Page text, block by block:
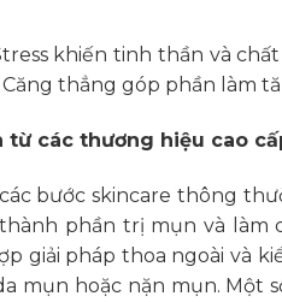
khiến tinh thần và
Căng thẳng góp phần làm
từ các thương hiệu cao
bước skincare thông
phần trị mụn và làm
giải pháp thoa ngoài và
mụn hoặc nặn mụn. Một